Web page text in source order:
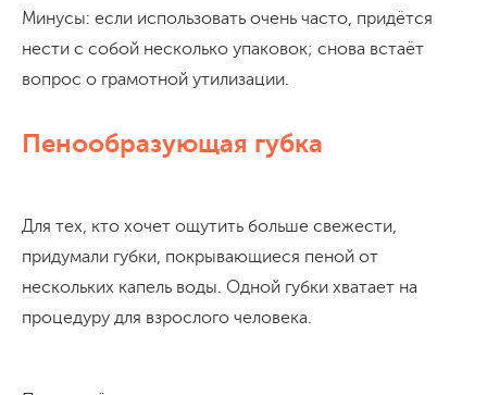
Минусы: если использовать очень часто, придётся
нести с собой несколько упаковок; снова встаёт
вопрос о грамотной утилизации.
Пенообразующая губка
Для тех, кто хочет ощутить больше свежести,
придумали губки, покрывающиеся пеной от
нескольких капель воды. Одной губки хватает на
процедуру для взрослого человека.